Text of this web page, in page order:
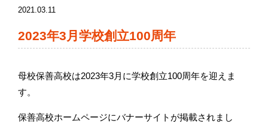
2021.03.11
2023年3月学校創立100周年
母校保善高校は2023年3月に学校創立100周年を迎えま
す。
保善高校ホームページにバナーサイトが掲載されまし